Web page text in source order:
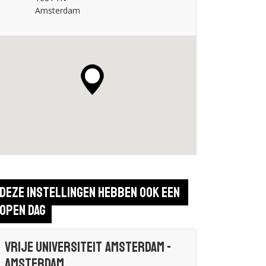
Amsterdam
Deze instellingen hebben ook een
open dag
Vrije Universiteit Amsterdam -